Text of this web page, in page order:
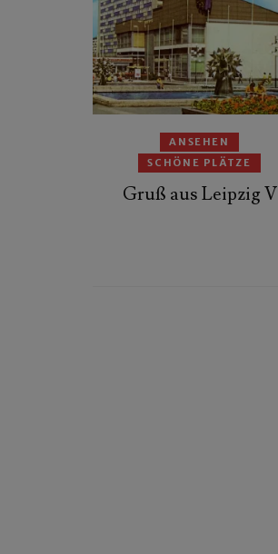
ANSEHEN
SCHÖNE PLÄTZE
Gruß aus Leipzig V